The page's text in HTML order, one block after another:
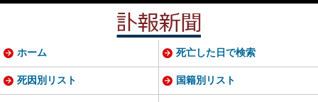
ホーム 死亡した日で検索
死因別リスト 国籍別リスト